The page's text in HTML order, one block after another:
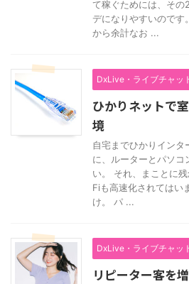
て稼ぐためには、その
デになりやすいので
から余計なお ...
DxLive・ライブチャッ
ひかりネットで
境
自宅までひかりインタ
に、ルーターとパソ
い。 それ、まことに
Fiも高速化されてはい
け。 パ ...
DxLive・ライブチャッ
リピーター客を